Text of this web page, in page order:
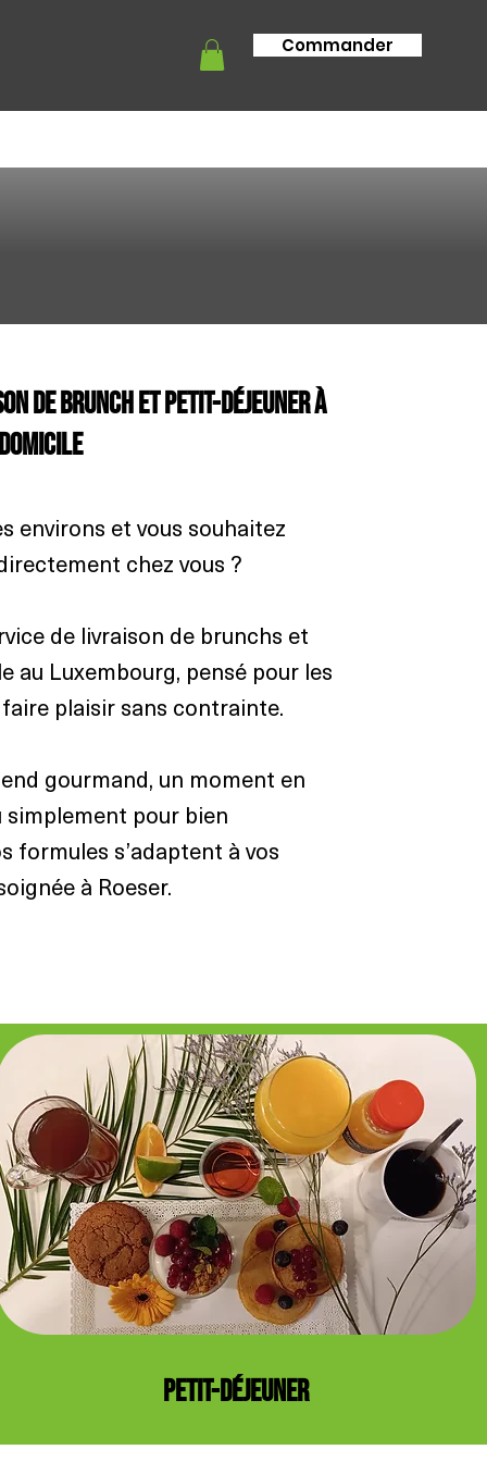
Commander
de brunch et petit-déjeuner à
environs et vous souhaitez
chez vous ?
de livraison de brunchs et
au Luxembourg, pensé pour les
plaisir sans contrainte.
gourmand, un moment en
pour bien
formules s’adaptent à vos
à Roeser.
PETIT-DÉJEUNER